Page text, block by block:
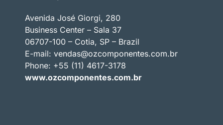
Avenida José Giorgi, 280
Business Center – Sala 37
06707-100 – Cotia, SP – Brazil
E-mail: vendas@ozcomponentes.com.br
Phone: +55 (11) 4617-3178
www.ozcomponentes.com.br